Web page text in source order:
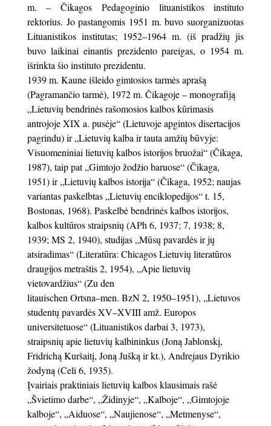
m. – Čikagos Pedagoginio lituanistikos instituto
rektorius. Jo pastangomis 1951 m. buvo suorganizuotas
Lituanistikos institutas; 1952–1964 m. (iš pradžių jis
buvo laikinai einantis prezidento pareigas, o 1954 m.
išrinkta šio instituto prezidentu.
1939 m. Kaune išleido gimtosios tarmės aprašą
(Pagramančio tarmė), 1972 m. Čikagoje – monografiją
„Lietuvių bendrinės rašomosios kalbos kūrimasis
antrojoje XIX a. pusėje“ (Lietuvoje apgintos disertacijos
pagrindu) ir „Lietuvių kalba ir tauta amžių būvyje:
Visuomeniniai lietuvių kalbos istorijos bruožai“ (Čikaga,
1987), taip pat „Gimtojo žodžio baruose“ (Čikaga,
1951) ir „Lietuvių kalbos istorija“ (Čikaga, 1952; naujas
variantas paskelbtas „Lietuvių enciklopedijos“ t. 15,
Bostonas, 1968). Paskelbė bendrinės kalbos istorijos,
kalbos kultūros straipsnių (APh 6, 1937; 7, 1938; 8,
1939; MS 2, 1940), studijas „Mūsų pavardės ir jų
atsiradimas“ (Literatūra: Chicagos Lietuvių literatūros
draugijos metraštis 2, 1954), „Apie lietuvių
vietovardžius“ (Zu den
litauischen Ortsna–men. BzN 2, 1950–1951), „Lietuvos
studentų pavardės XV–XVIII amž. Europos
universitetuose“ (Lituanistikos darbai 3, 1973),
straipsnių apie lietuvių kalbininkus (Joną Jablonskį,
Fridrichą Kuršaitį, Joną Jušką ir kt.), Andrejaus Dyrikio
žodyną (Celi 6, 1935).
Įvairiais praktiniais lietuvių kalbos klausimais rašė
„Švietimo darbe“, „Židinyje“, „Kalboje“, „Gimtojoje
kalboje“, „Aiduose“, „Naujienose“, „Metmenyse“,